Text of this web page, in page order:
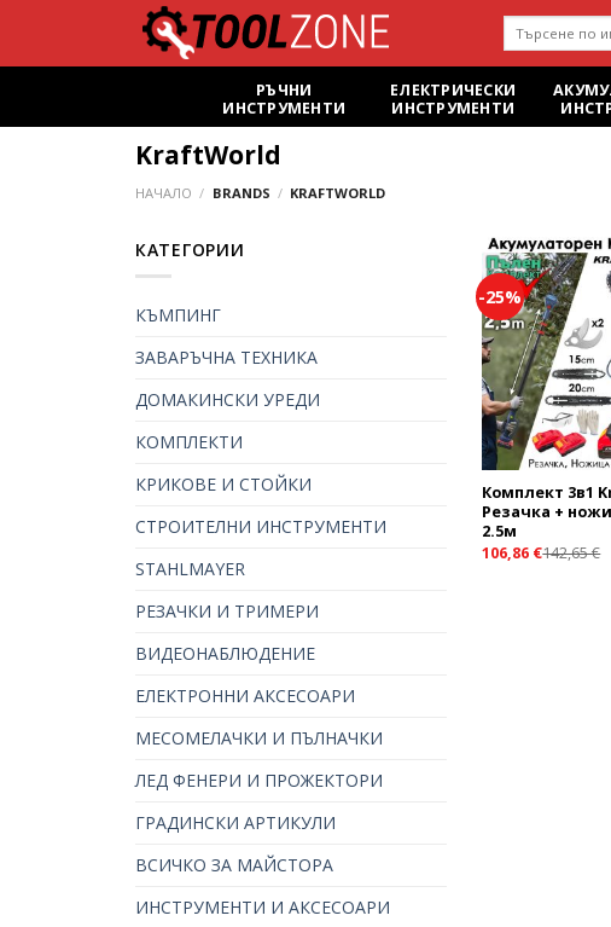
content
РЪЧНИ
ИНСТРУМЕНТИ
ЕЛЕКТРИЧЕСКИ
ИНСТРУМЕНТИ
KraftWorld
НАЧАЛО / BRANDS / KRAFTWORLD
КАТЕГОРИИ
КЪМПИНГ
ЗАВАРЪЧНА ТЕХНИКА
ДОМАКИНСКИ УРЕДИ
КОМПЛЕКТИ
КРИКОВЕ И СТОЙКИ
СТРОИТЕЛНИ ИНСТРУМЕНТИ
STAHLMAYER
РЕЗАЧКИ И ТРИМЕРИ
ВИДЕОНАБЛЮДЕНИЕ
ЕЛЕКТРОННИ АКСЕСОАРИ
МЕСОМЕЛАЧКИ И ПЪЛНАЧКИ
ЛЕД ФЕНЕРИ И ПРОЖЕКТОРИ
ГРАДИНСКИ АРТИКУЛИ
ВСИЧКО ЗА МАЙСТОРА
ИНСТРУМЕНТИ И АКСЕСОАРИ
-25%
Комплект 3в1
Резачка +
2.5м
106,86 €142,65€